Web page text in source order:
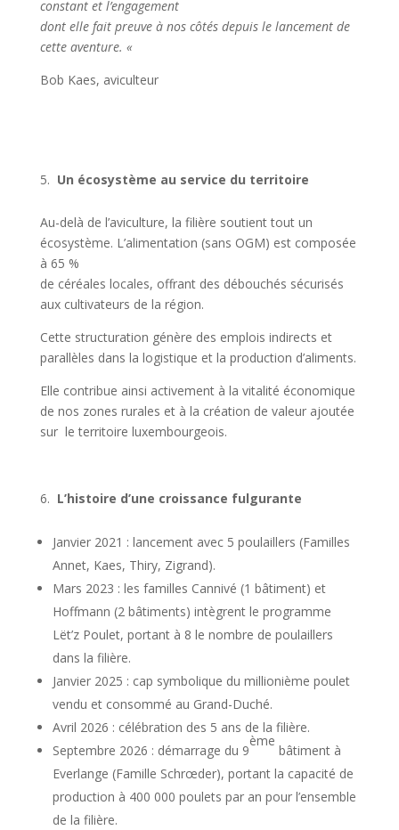
constant et l’engagement
dont elle fait preuve à nos côtés depuis le lancement de
cette aventure. «
Bob Kaes, aviculteur
Un écosystème au service du territoire
Au-delà de l’aviculture, la filière soutient tout un
écosystème. L’alimentation (sans OGM) est composée
à 65 %
de céréales locales, offrant des débouchés sécurisés
aux cultivateurs de la région.
Cette structuration génère des emplois indirects et
parallèles dans la logistique et la production d’aliments.
Elle contribue ainsi activement à la vitalité économique
de nos zones rurales et à la création de valeur ajoutée
sur le territoire luxembourgeois.
L’histoire d’une croissance fulgurante
Janvier 2021 : lancement avec 5 poulaillers (Familles
Annet, Kaes, Thiry, Zigrand).
Mars 2023 : les familles Cannivé (1 bâtiment) et
Hoffmann (2 bâtiments) intègrent le programme
Lët’z Poulet, portant à 8 le nombre de poulaillers
dans la filière.
Janvier 2025 : cap symbolique du millionième poulet
vendu et consommé au Grand-Duché.
Avril 2026 : célébration des 5 ans de la filière.
Septembre 2026 : démarrage du 9
ème
bâtiment à
Everlange (Famille Schrœder), portant la capacité de
production à 400 000 poulets par an pour l’ensemble
de la filière.